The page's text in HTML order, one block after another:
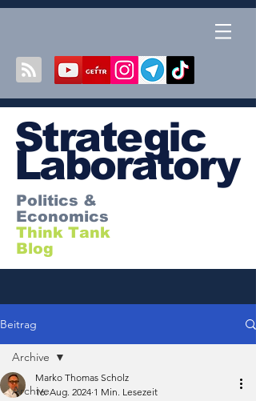
Strategic
Laboratory
Politics &
Economics
Think Tank
Blog
Beitrag
Archive
Archive
Marko Thomas Scholz
16. Aug. 2024 1 Min. Lesezeit